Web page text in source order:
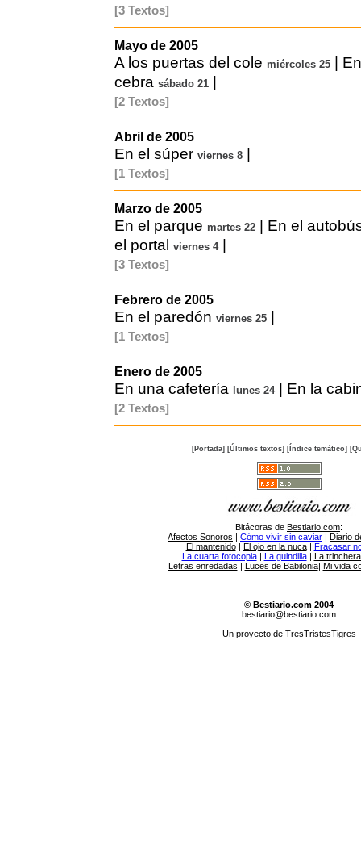
[3 Textos]
Mayo de 2005
A los puertas del cole miércoles 25
cebra sábado 21
[2 Textos]
Abril de 2005
En el súper viernes 8
[1 Textos]
Marzo de 2005
En el parque martes 22
En el
el portal
viernes 4|
[3 Textos]
Febrero de 2005
En el paredón viernes 25
[1 Textos]
Enero de 2005
En una cafetería lunes 24| En la
[2 Textos]
[Portada] [Últimos textos] [Índice temático]
Bitácoras de Bestiario.com:
Afectos Sonoros | Cómo vivir sin caviar | Diario
El mantenido| El ojo en la nuca| Fracasar
La cuarta fotocopia| La guindilla| La
Letras enredadas | Luces de Babilonia| Mi vida
© Bestiario.com 2004
bestiario@bestiario.com
Un proyecto de TresTristesTigres